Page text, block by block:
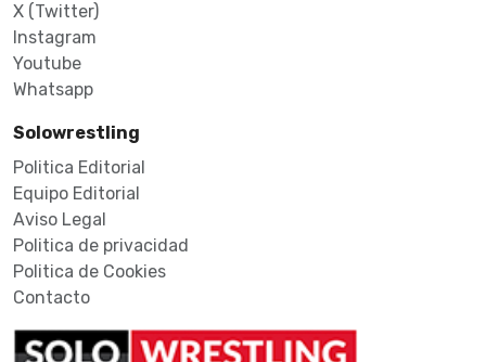
X (Twitter)
Instagram
Youtube
Whatsapp
Solowrestling
Politica Editorial
Equipo Editorial
Aviso Legal
Politica de privacidad
Politica de Cookies
Contacto